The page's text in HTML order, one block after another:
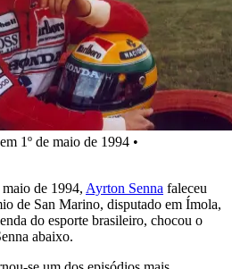
1º de maio de 1994 •
de 1994, Ayrton Senna faleceu
de San Marino, disputado em Ímola,
do esporte brasileiro, chocou o
abaixo.